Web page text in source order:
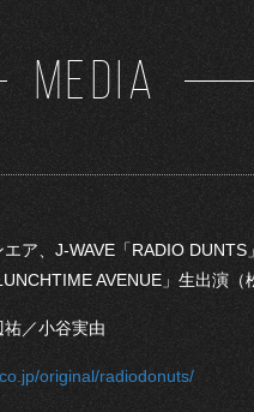
MEDIA
ア、J-WAVE「RADIO DUNTS
AVENUE」生出演（
／小谷実由
original/radiodonuts/